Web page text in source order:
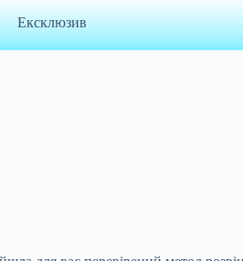
Ексклюзив